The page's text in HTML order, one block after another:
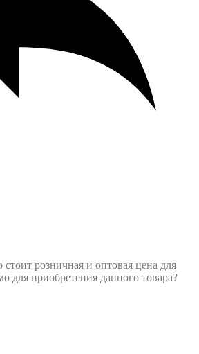
стоит розничная и оптовая цена для
для приобретения данного товара?